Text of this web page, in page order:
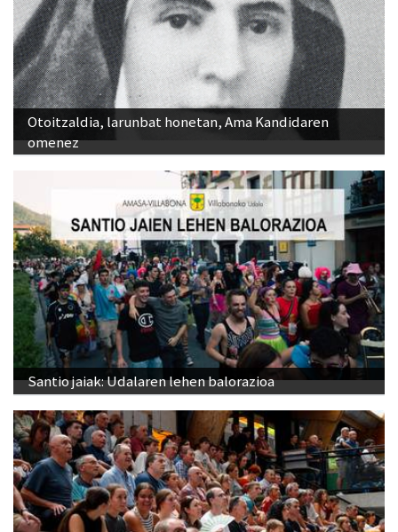
Otoitzaldia, larunbat honetan, Ama Kandidaren
omenez
Santio jaiak: Udalaren lehen balorazioa